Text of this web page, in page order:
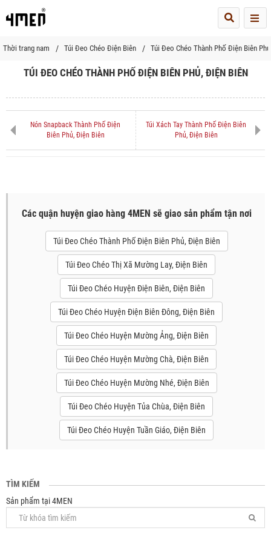
Thời trang nam Túi Đeo Chéo Điện Biên Túi Đeo Chéo Thành Phố Điện Biên
TÚI ĐEO CHÉO THÀNH PHỐ ĐIỆN BIÊN PHỦ, ĐIỆN BIÊN
Nón Snapback Thành Phố Điện
Biên Phủ, Điện Biên
Túi Xách Tay Thành Phố Điện Biên
Phủ, Điện Biên
Các quận huyện giao hàng 4MEN sẽ giao sản phẩm tận nơi
Túi Đeo Chéo Thành Phố Điện Biên Phủ, Điện Biên
Túi Đeo Chéo Thị Xã Mường Lay, Điện Biên
Túi Đeo Chéo Huyện Điện Biên, Điện Biên
Túi Đeo Chéo Huyện Điện Biên Đông, Điện Biên
Túi Đeo Chéo Huyện Mường Ảng, Điện Biên
Túi Đeo Chéo Huyện Mường Chà, Điện Biên
Túi Đeo Chéo Huyện Mường Nhé, Điện Biên
Túi Đeo Chéo Huyện Tủa Chùa, Điện Biên
Túi Đeo Chéo Huyện Tuần Giáo, Điện Biên
TÌM KIẾM
Sản phẩm tại 4MEN